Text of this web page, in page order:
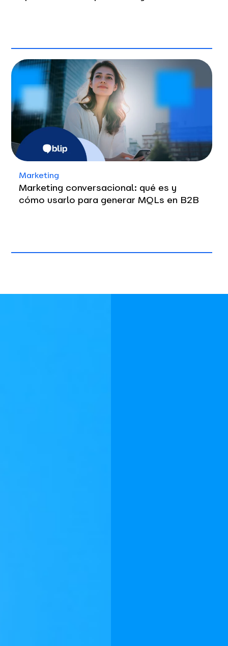
Marketing
Marketing conversacional: qué es y
cómo usarlo para generar MQLs en B2B